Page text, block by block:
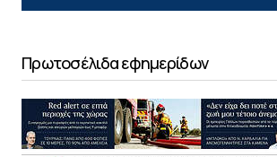
Πρωτοσέλιδα εφημερίδων